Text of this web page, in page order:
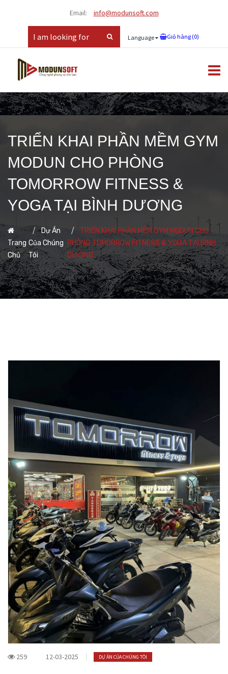
Email: info@modunsoft.com
Language Giỏ hàng (0)
TRIỂN KHAI PHẦN MỀM GYM
MODUN CHO PHÒNG
TOMORROW FITNESS &
YOGA TẠI BÌNH DƯƠNG
Trang
Chủ
Dự Án
Của Chúng
Tôi
TRIỂN KHAI PHẦN MỀM GYM MODUN CHO
PHÒNG TOMORROW FITNESS & YOGA TẠI BÌNH
DƯƠNG
259 12-03-2025 DỰ ÁN CỦA CHÚNG TÔI